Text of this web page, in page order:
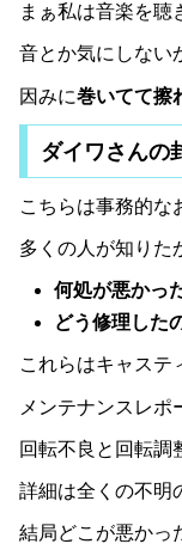
まぁ私は音楽を聴
音とか気にしない
因みに巻いてて擦
ダイワさんの
こちらは事務的な
多くの人が知りた
何処が悪かっ
どう修理した
これらはキャステ
メンテナンスレポ
回転不良と回転調
詳細は全くの不明
結局どこが悪かっ